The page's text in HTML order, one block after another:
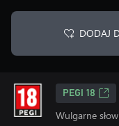
DODAJ
PEGI 18
Wulgarne